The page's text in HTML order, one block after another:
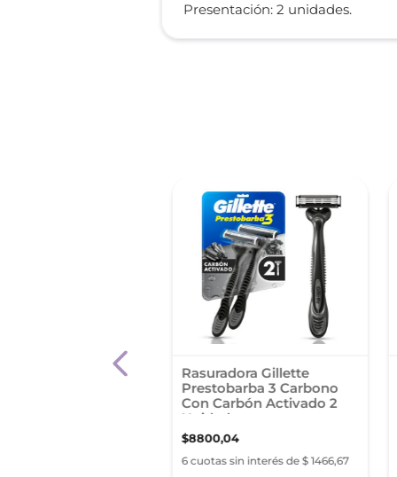
Presentación: 2 unidades.
Depimiel
Rasuradora Gillette
Prestobarba 3 Carbono
Con Carbón Activado 2
Unidades
$8800,04
6 cuotas sin interés de $ 1466,67